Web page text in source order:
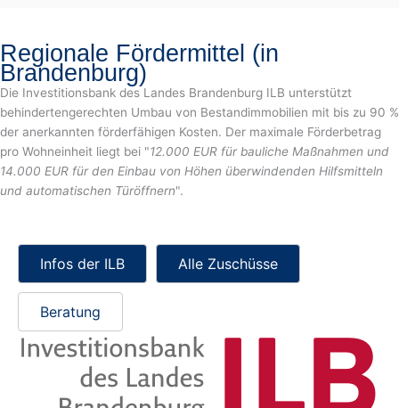
Regionale Fördermittel (in
Brandenburg)
Die Investitionsbank des Landes Brandenburg ILB unterstützt
behindertengerechten Umbau von Bestandimmobilien mit bis zu 90 %
der anerkannten förderfähigen Kosten. Der maximale Förderbetrag
pro Wohneinheit liegt bei "12.000 EUR für bauliche Maßnahmen und
14.000 EUR für den Einbau von Höhen überwindenden Hilfsmitteln
und automatischen Türöffnern".
Infos der ILB Alle Zuschüsse
Beratung